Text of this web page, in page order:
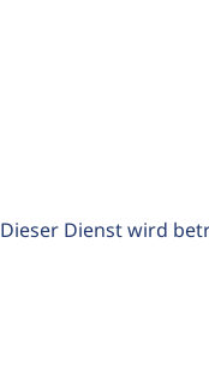
Dieser Dienst wird